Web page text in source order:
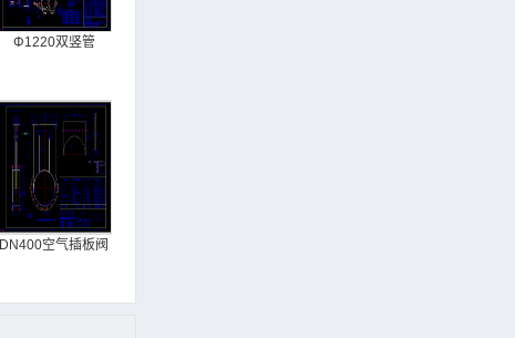
Φ1220双竖管
DN400空气插板阀